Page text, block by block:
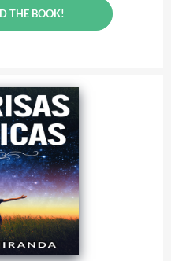
THE BOOK!